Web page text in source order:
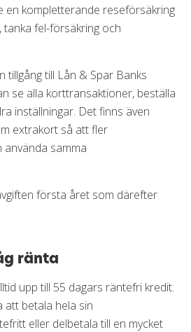
en kompletterande reseförsäkring
tanka fel-försäkring och
tillgång till Lån & Spar Banks
se alla korttransaktioner, beställa
inställningar. Det finns även
extrakort så att fler
använda samma
första året som därefter
ränta
upp till 55 dagars räntefri kredit.
att betala hela sin
eller delbetala till en mycket